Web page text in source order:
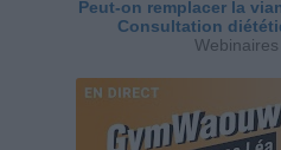
Peut-on remplacer la
Consultation